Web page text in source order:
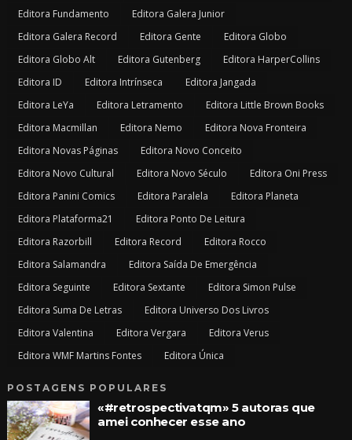
Editora Fundamento
Editora Galera Junior
Editora Galera Record
Editora Gente
Editora Globo
Editora Globo Alt
Editora Gutenberg
Editora HarperCollins
Editora ID
Editora Intrínseca
Editora Jangada
Editora LeYa
Editora Letramento
Editora Little Brown Books
Editora Macmillan
Editora Nemo
Editora Nova Fronteira
Editora Novas Páginas
Editora Novo Conceito
Editora Novo Cultural
Editora Novo Século
Editora Oni Press
Editora Panini Comics
Editora Paralela
Editora Planeta
Editora Plataforma21
Editora Ponto De Leitura
Editora Razorbill
Editora Record
Editora Rocco
Editora Salamandra
Editora Saída De Emergência
Editora Seguinte
Editora Sextante
Editora Simon Pulse
Editora Suma De Letras
Editora Universo Dos Livros
Editora Valentina
Editora Vergara
Editora Verus
Editora WMF Martins Fontes
Editora Única
POSTAGENS POPULARES
«#retrospectivatqm» 5 autoras que
amei conhecer esse ano